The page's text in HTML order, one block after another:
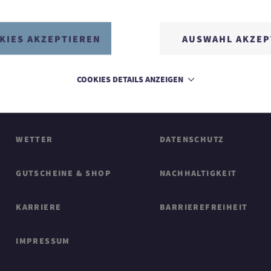
WETTER
GUTSCHEINE & SHOP
KARRIERE
IMPRESSUM
DATENSCHUTZ
NACHHALTIGKEIT
BARRIEREFREIHEIT
AKZEPTIEREN AUSWAHL
COOKIES DETAILS ANZEIGEN